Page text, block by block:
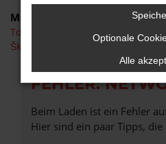
Marken
Toyota
Škoda
FEHLER:
Beim Laden ist ein Fehler
Hier sind ein paar Tipps,
Optionale
Alle